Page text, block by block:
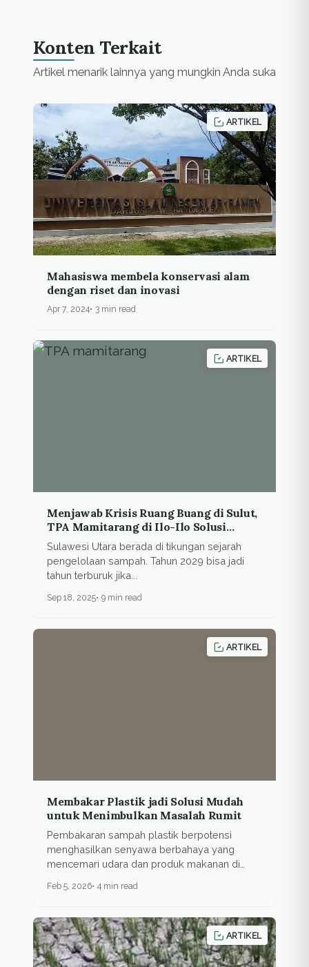
Konten Terkait
Artikel menarik lainnya yang mungkin Anda suka
ARTIKEL
Mahasiswa membela konservasi alam
dengan riset dan inovasi
Apr 7, 2024 3 min read
ARTIKEL
Menjawab Krisis Ruang Buang di Sulut,
TPA Mamitarang di Ilo-Ilo Solusi
Regional
Sulawesi Utara berada di tikungan sejarah
pengelolaan sampah. Tahun 2029 bisa jadi
tahun terburuk jika...
Sep 18, 2025 9 min read
ARTIKEL
Membakar Plastik jadi Solusi Mudah
untuk Menimbulkan Masalah Rumit
Pembakaran sampah plastik berpotensi
menghasilkan senyawa berbahaya yang
mencemari udara dan produk makanan di
Feb 5, 2026 4 min read
ARTIKEL